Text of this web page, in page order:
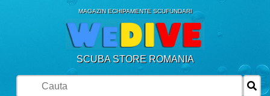
MAGAZIN ECHIPAMENTE SCUFUNDARI
SCUBA STORE ROMANIA